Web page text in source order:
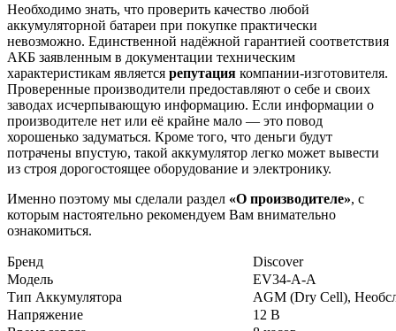
Необходимо знать, что проверить качество любой
аккумуляторной батареи при покупке практически
невозможно. Единственной надёжной гарантией соответствия
АКБ заявленным в документации техническим
характеристикам является репутация компании-изготовителя.
Проверенные производители предоставляют о себе и своих
заводах исчерпывающую информацию. Если информации о
производителе нет или её крайне мало — это повод
хорошенько задуматься. Кроме того, что деньги будут
потрачены впустую, такой аккумулятор легко может вывести
из строя дорогостоящее оборудование и электронику.
Именно поэтому мы сделали раздел «О производителе», с
которым настоятельно рекомендуем Вам внимательно
ознакомиться.
Бренд
Discover
Модель
EV34-A-A
Тип Аккумулятора
AGM (Dry Cell),
Напряжение
12 В